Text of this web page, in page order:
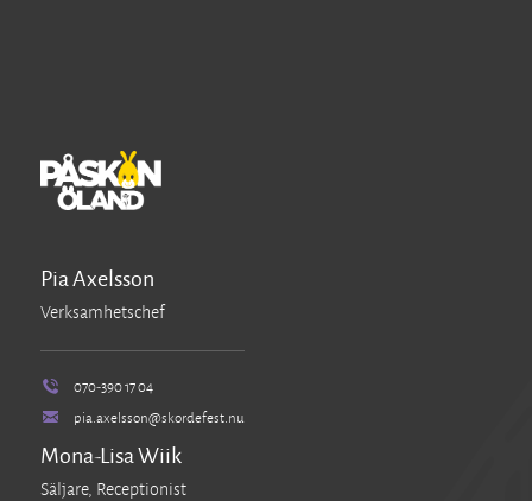
Pia Axelsson
Verksamhetschef
070-390 17 04
pia.axelsson@skordefest.nu
Mona-Lisa Wiik
Säljare, Receptionist